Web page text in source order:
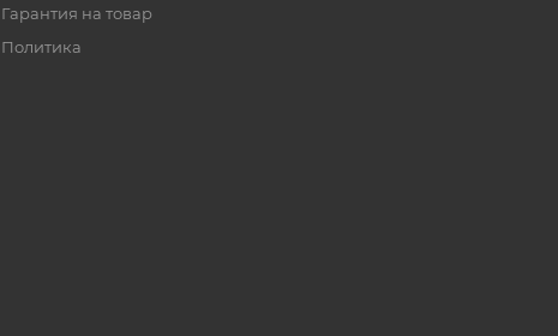
Гарантия на товар
Политика